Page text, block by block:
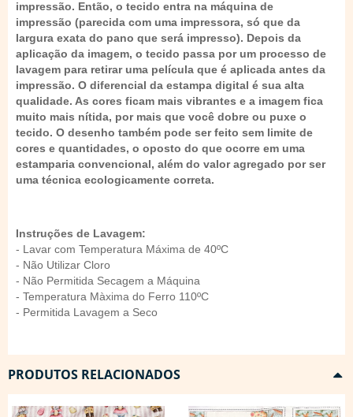
impressão. Então, o tecido entra na máquina de
impressão (parecida com uma impressora, só que da
largura exata do pano que será impresso). Depois da
aplicação da imagem, o tecido passa por um processo de
lavagem para retirar uma película que é aplicada antes da
impressão. O diferencial da estampa digital é sua alta
qualidade. As cores ficam mais vibrantes e a imagem fica
muito mais nítida, por mais que você dobre ou puxe o
tecido. O desenho também pode ser feito sem limite de
cores e quantidades, o oposto do que ocorre em uma
estamparia convencional, além do valor agregado por ser
uma técnica ecologicamente correta.
Instruções de Lavagem:
- Lavar com Temperatura Máxima de 40ºC
- Não Utilizar Cloro
- Não Permitida Secagem a Máquina
- Temperatura Màxima do Ferro 110ºC
- Permitida Lavagem a Seco
PRODUTOS RELACIONADOS